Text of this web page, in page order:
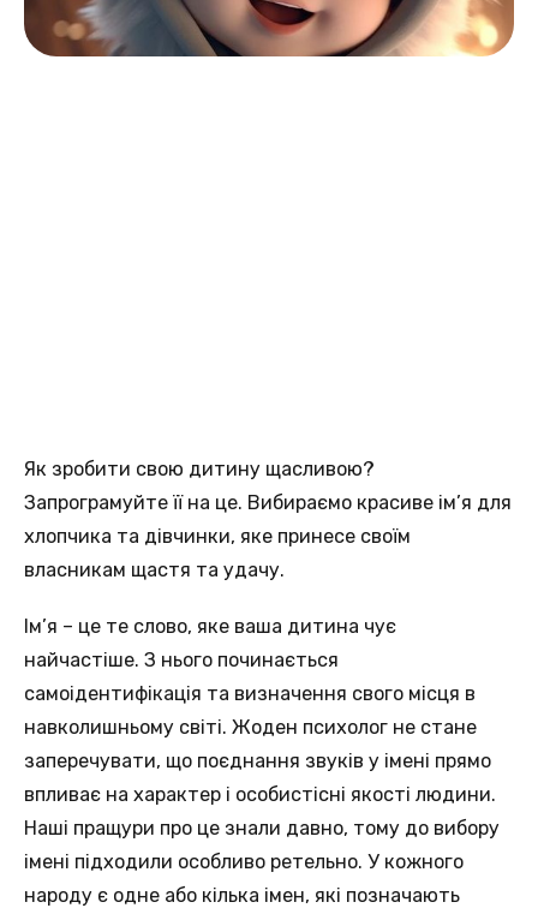
Як зробити свою дитину щасливою?
Запрограмуйте її на це. Вибираємо красиве ім’я для
хлопчика та дівчинки, яке принесе своїм
власникам щастя та удачу.
Ім’я – це те слово, яке ваша дитина чує
найчастіше. З нього починається
самоідентифікація та визначення свого місця в
навколишньому світі. Жоден психолог не стане
заперечувати, що поєднання звуків у імені прямо
впливає на характер і особистісні якості людини.
Наші пращури про це знали давно, тому до вибору
імені підходили особливо ретельно. У кожного
народу є одне або кілька імен, які позначають